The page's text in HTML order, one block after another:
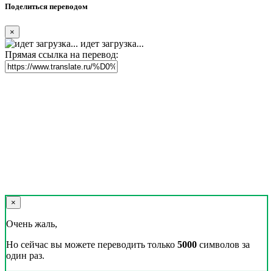
Поделиться переводом
×
идет загрузка...
Прямая ссылка на перевод:
×
Очень жаль,
Но сейчас вы можете переводить только 5000 символов за
один раз.